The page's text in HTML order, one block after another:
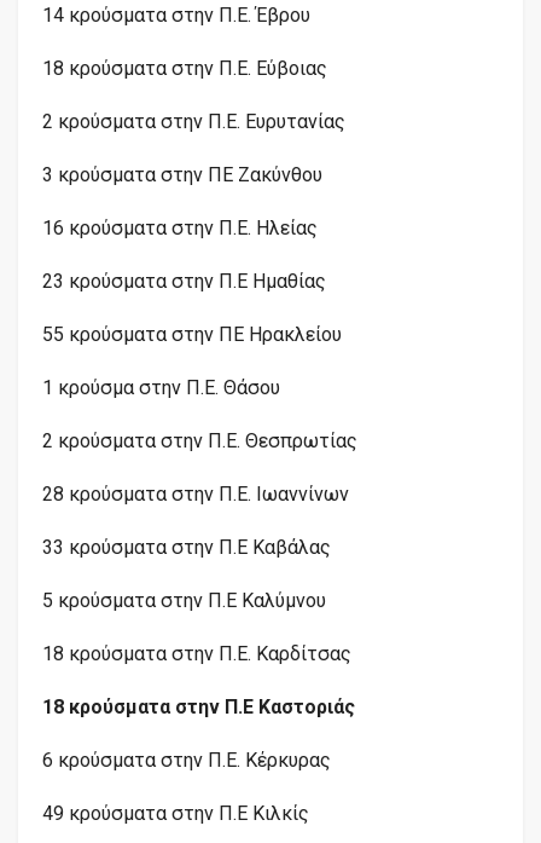
14 κρούσματα στην Π.Ε. Έβρου
18 κρούσματα στην Π.Ε. Εύβοιας
2 κρούσματα στην Π.Ε. Ευρυτανίας
3 κρούσματα στην ΠΕ Ζακύνθου
16 κρούσματα στην Π.Ε. Ηλείας
23 κρούσματα στην Π.Ε Ημαθίας
55 κρούσματα στην ΠΕ Ηρακλείου
1 κρούσμα στην Π.Ε. Θάσου
2 κρούσματα στην Π.Ε. Θεσπρωτίας
28 κρούσματα στην Π.Ε. Ιωαννίνων
33 κρούσματα στην Π.Ε Καβάλας
5 κρούσματα στην Π.Ε Καλύμνου
18 κρούσματα στην Π.Ε. Καρδίτσας
18 κρούσματα στην Π.Ε Καστοριάς
6 κρούσματα στην Π.Ε. Κέρκυρας
49 κρούσματα στην Π.Ε Κιλκίς